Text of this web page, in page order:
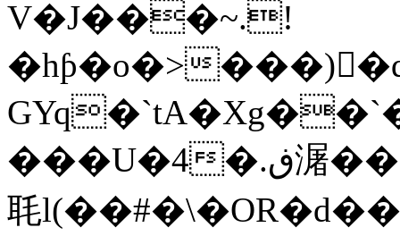
V�J���~.!
�hƥ�o�>
���U�4�.ڧ潳��z��}��+�M)��Ȯ�
毦